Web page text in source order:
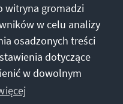
witryna gromadzi
w celu analizy
osadzonych treści
dotyczące
w dowolnym